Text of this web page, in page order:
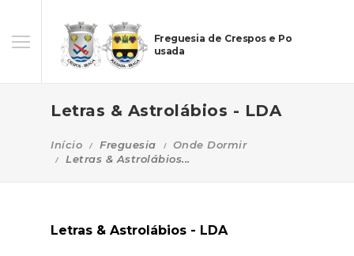
Freguesia de Crespos e Po
usada
Letras & Astrolábios - LDA
Início Freguesia
Onde Dormir
Letras & Astrolábios...
Letras & Astrolábios - LDA